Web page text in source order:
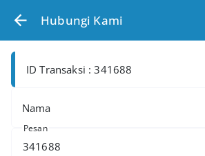
Hubungi Kami
ID Transaksi : 341688
Nama
Pesan